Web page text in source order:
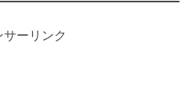
サーリンク